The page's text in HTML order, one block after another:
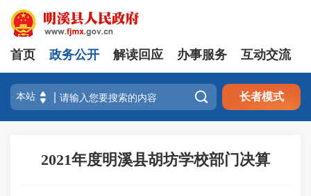
首页 政务公开 解读回应 办事服务 互动交流
 长者模式
2021年度明溪县胡坊学校部门决算